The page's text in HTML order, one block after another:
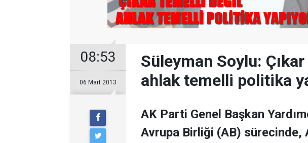
08:53
06 Mart 2013
Süleyman Soylu:
ahlak temelli politika
AK Parti Genel Başkan
Avrupa Birliği (AB) sürecinde,